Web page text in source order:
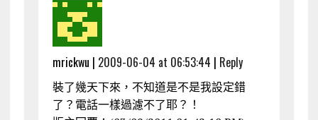
mrickwu | 2009-06-04 at 06:53:44 | Reply
裝了幾天下來，不知道是不是我設定錯
了？電話一樣過濾不了耶？！